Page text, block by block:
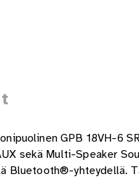
GPB 18VH-6
sekä Multi-Speaker
Bluetooth®-yhteydellä.